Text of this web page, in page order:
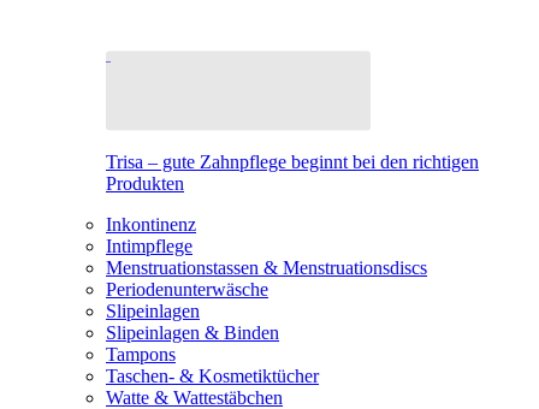
Trisa – gute Zahnpflege beginnt bei den richtigen
Produkten
Inkontinenz
Intimpflege
Menstruationstassen & Menstruationsdiscs
Periodenunterwäsche
Slipeinlagen
Slipeinlagen & Binden
Tampons
Taschen- & Kosmetiktücher
Watte & Wattestäbchen